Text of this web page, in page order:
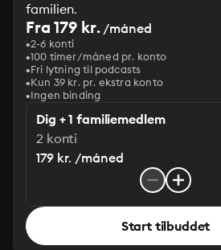
familien.
Fra 179 kr./måned
2-6 konti
100 timer/måned pr. konto
Fri lytning til podcasts
Kun 39 kr. pr. ekstra konto
Ingen binding
Dig + 1 familiemedlem
2 konti
179 kr. /måned
Start tilbuddet